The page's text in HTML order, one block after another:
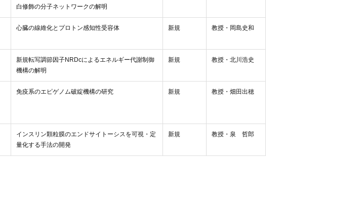
白修飾の分子ネットワークの解明
心臓の線維化とプロトン感知性受容体 新規 教授・岡島史和
新規転写調節因子NRDcによるエネルギー代謝制御
機構の解明
新規 教授・北川浩史
免疫系のエピゲノム破綻機構の研究 新規 教授・畑田出穂
インスリン顆粒膜のエンドサイトーシスを可視・定
量化する手法の開発
新規 教授・泉 哲郎